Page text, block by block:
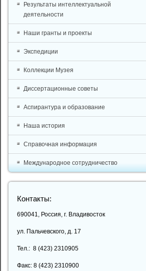
Результаты интеллектуальной
деятельности
Наши гранты и проекты
Экспедиции
Коллекции Музея
Диссертационные советы
Аспирантура и образование
Наша история
Справочная информация
Международное сотрудничество
Контакты:
690041, Россия, г. Владивосток
ул. Пальчевского, д. 17
Тел.: 8 (423) 2310905
Факс: 8 (423) 2310900